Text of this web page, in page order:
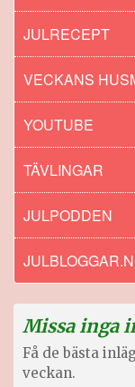
JULRECEPT
VECKANS
YOUTUBE
TÄVLINGAR
JULPODDEN
Missa inga
Få de bästa
veckan.